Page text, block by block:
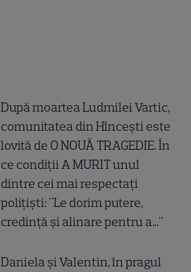
După moartea Ludmilei Vartic,
comunitatea din Hîncești este
lovită de O NOUĂ TRAGEDIE. În
ce condiții A MURIT unul
dintre cei mai respectați
polițiști: "Le dorim putere,
credință și alinare pentru a..."
Daniela și Valentin, în pragul